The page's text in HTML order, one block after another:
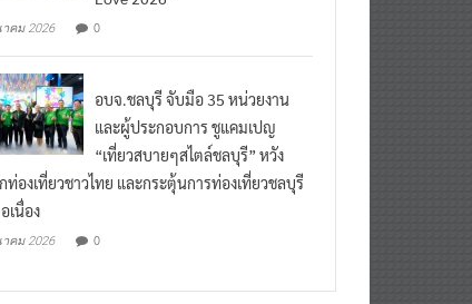
0
และผู้ประกอบการ ชูแคมเปญ
“เที่ยวสบายๆสไตล์ชลบุรี” หวัง
กท่องเที่ยวชาวไทย และกระตุ้นการท่องเที่ยวชลบุรี
เนื่อง